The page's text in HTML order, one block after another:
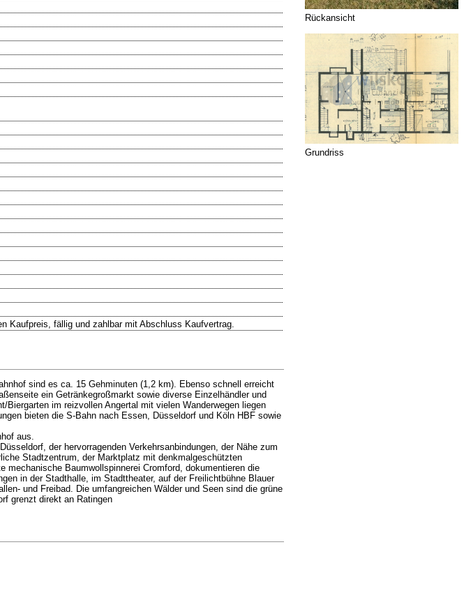
Kaufpreis, fällig und zahlbar mit Abschluss Kaufvertrag.
sind es ca. 15 Gehminuten (1,2 km). Ebenso schnell erreicht
ein Getränkegroßmarkt sowie diverse Einzelhändler und
im reizvollen Angertal mit vielen Wanderwegen liegen
bieten die S-Bahn nach Essen, Düsseldorf und Köln HBF sowie
aus.
der hervorragenden Verkehrsanbindungen, der Nähe zum
Stadtzentrum, der Marktplatz mit denkmalgeschützten
Baumwollspinnerei Cromford, dokumentieren die
in der Stadthalle, im Stadttheater, auf der Freilichtbühne Blauer
und Freibad. Die umfangreichen Wälder und Seen sind die grüne
grenzt direkt an Ratingen
Rückansicht
Grundriss